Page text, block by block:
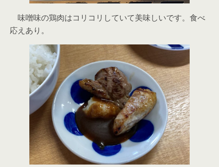
味噌味の鶏肉はコリコリしていて美味しいです。食べ
応えあり。